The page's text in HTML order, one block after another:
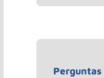
Perguntas